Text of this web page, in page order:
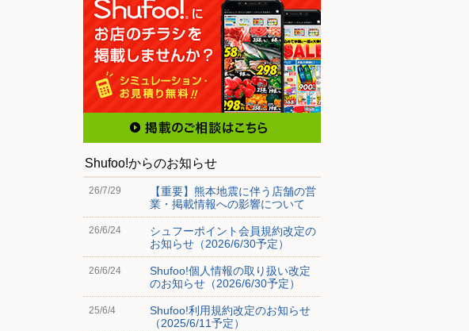
Shufoo!からのお知らせ
26/7/29
【重要】熊本地震に伴う店舗の営
業・掲載情報への影響について
26/6/24
シュフーポイント会員規約改定の
お知らせ（2026/6/30予定）
26/6/24
Shufoo!個人情報の取り扱い改定
のお知らせ（2026/6/30予定）
25/6/4
Shufoo!利用規約改定のお知らせ
（2025/6/11予定）